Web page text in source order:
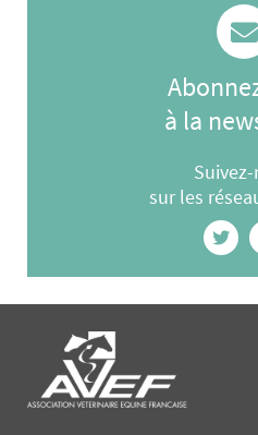
à la
sur les